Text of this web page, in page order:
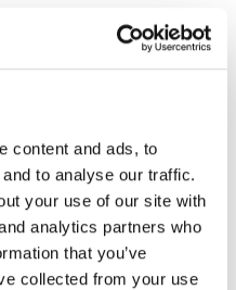
content and ads, to
to analyse our traffic.
your use of our site with
analytics partners who
that you’ve
collected from your use
219
292